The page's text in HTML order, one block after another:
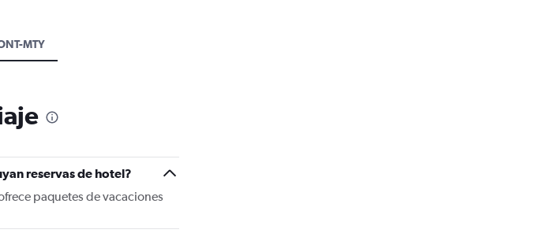
MTY
reservas de hotel?
paquetes de vacaciones